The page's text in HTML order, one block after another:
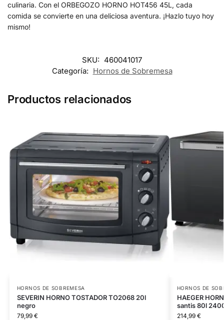
culinaria. Con el ORBEGOZO HORNO HOT456 45L, cada
comida se convierte en una deliciosa aventura. ¡Hazlo tuyo hoy
mismo!
SKU: 460041017
Categoría: Hornos de Sobremesa
Productos relacionados
HORNOS DE SOBREMESA
SEVERIN HORNO TOSTADOR TO2068 20l
negro
79,99 €
HORNOS DE
HAEGER
santis 80l
214,99 €